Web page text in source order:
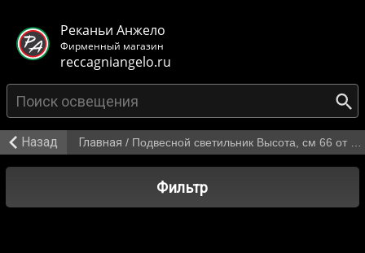
Реканьи Анжело
Фирменный магазин
reccagniangelo.ru
Назад Главная / Подвесной светильник Высота, см 66 от 32 243 р.
Фильтр